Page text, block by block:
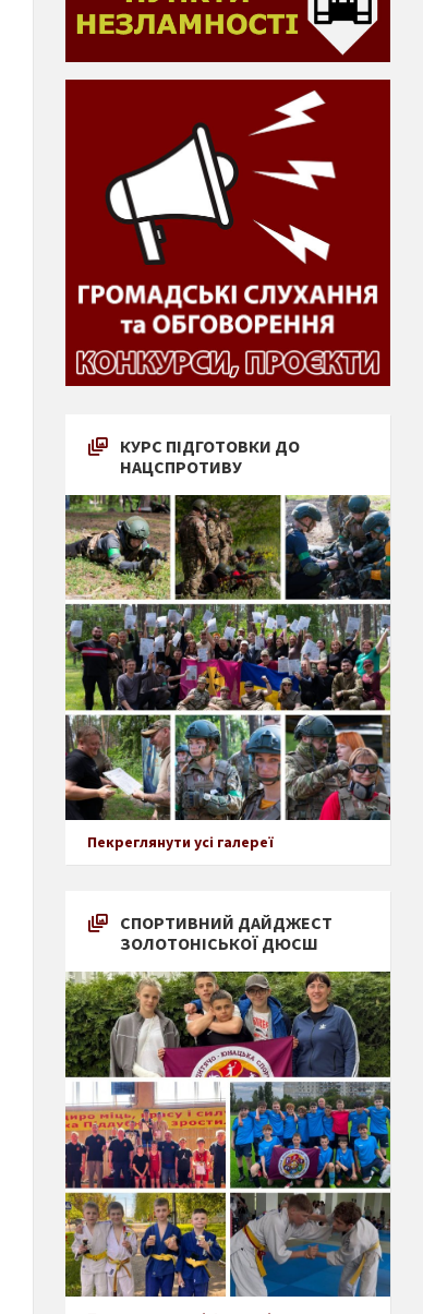
КУРС ПІДГОТОВКИ ДО
НАЦСПРОТИВУ
Пекреглянути усі галереї
СПОРТИВНИЙ ДАЙДЖЕСТ
ЗОЛОТОНІСЬКОЇ ДЮСШ